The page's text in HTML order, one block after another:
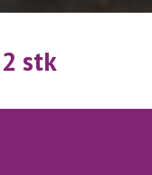
stk